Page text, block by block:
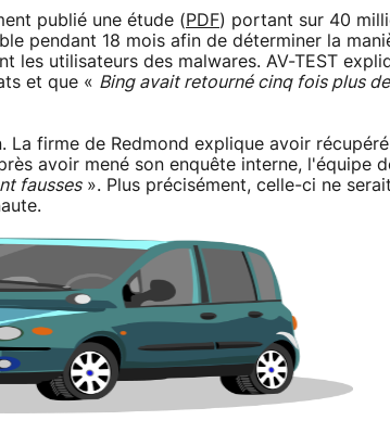
publié une étude (PDF) portant sur 40
pendant 18 mois afin de déterminer la
les utilisateurs des malwares. AV-TEST
et que « Bing avait retourné cinq fois plus
La firme de Redmond explique avoir
avoir mené son enquête interne, l'équipe
fausses». Plus précisément, celle-ci ne